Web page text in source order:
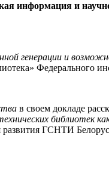
информация и
генерации и
Федерального
в своем докладе
библиотек
ГСНТИ